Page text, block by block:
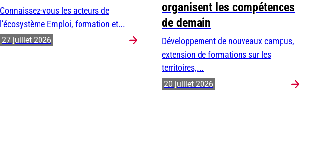
Connaissez-vous les acteurs de
l’écosystème Emploi, formation et...
27 juillet 2026
organisent les compétences
de demain
Développement de nouveaux campus,
extension de formations sur les
territoires,...
20 juillet 2026